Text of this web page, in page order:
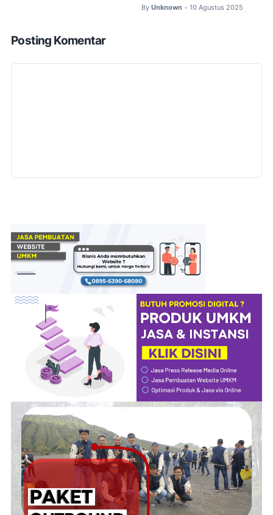
By Unknown • 10 Agustus 2025
Posting Komentar